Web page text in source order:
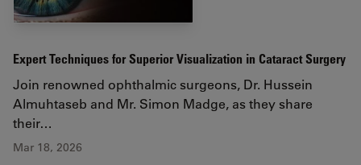
Expert Techniques for Superior Visualization in Cataract Surgery
Join renowned ophthalmic surgeons, Dr. Hussein
Almuhtaseb and Mr. Simon Madge, as they share
their…
Mar 18, 2026